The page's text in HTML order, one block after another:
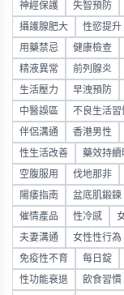
神經保護 失智預防
攝護腺肥大 性慾提升
用藥禁忌 健康檢查
精液異常 前列腺炎
生活壓力 早洩預防
中醫誤區 不良生活習
伴侶溝通 香港男性
性生活改善 藥效持續
空腹服用 伐地那非
陽痿指南 盆底肌鍛鍊
催情產品 性冷感
夫妻溝通 女性性行為
免疫性不育 每日錠
性功能衰退 飲食習慣